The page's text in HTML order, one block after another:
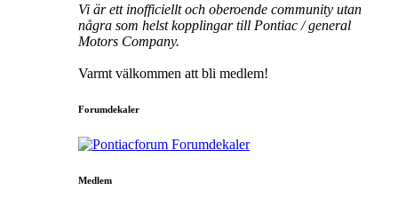
Vi är ett inofficiellt och oberoende community utan
några som helst kopplingar till Pontiac / general
Motors Company.
Varmt välkommen att bli medlem!
Forumdekaler
Medlem